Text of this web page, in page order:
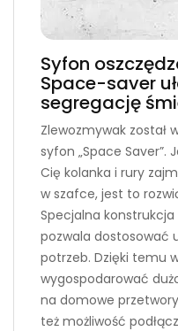
Syfon
Space-saver
segregację
Zlewozmywak został
syfon „Space Saver”.
Cię kolanka i rury
w szafce, jest to
Specjalna
pozwala dostosować
potrzeb. Dzięki temu
wygospodarować
na domowe
też możliwość